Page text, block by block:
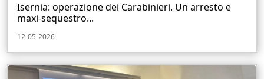
Isernia: operazione dei Carabinieri. Un arresto e
maxi-sequestro...
12-05-2026